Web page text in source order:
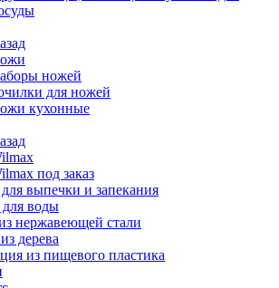
ножей
для ножей
кухонные
под заказ
выпечки и запекания
воды
нержавеющей стали
дерева
из пищевого пластика